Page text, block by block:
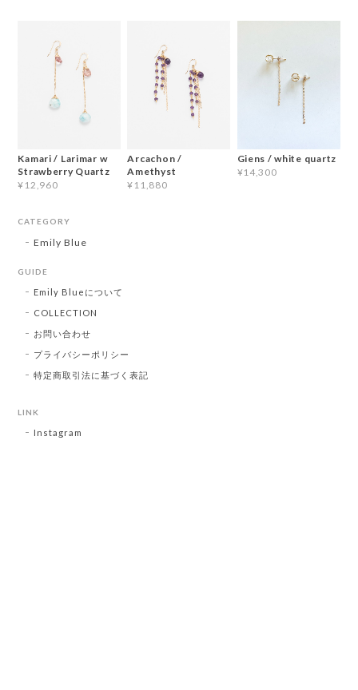
Kamari / Larimar w
Strawberry Quartz
¥12,960
Arcachon /
Amethyst
¥11,880
Giens / white quartz
¥14,300
CATEGORY
Emily Blue
GUIDE
Emily Blueについて
COLLECTION
お問い合わせ
プライバシーポリシー
特定商取引法に基づく表記
LINK
Instagram